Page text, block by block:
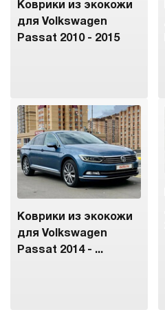
Коврики из экокожи
для Volkswagen
Passat 2010 - 2015
Коврики из экокожи
для Volkswagen
Passat 2014 - ...